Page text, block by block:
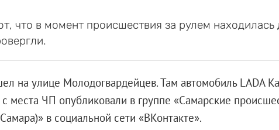
что в момент происшествия за рулем
на улице Молодогвардейцев. Там автомобиль LADA
места ЧП опубликовали в группе «Самарские
в социальной сети «ВКонтакте».